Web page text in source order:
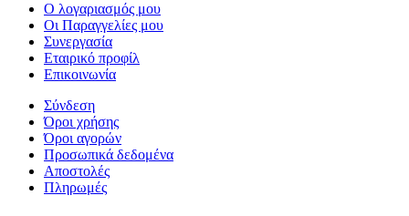
Ο λογαριασμός μου
Οι Παραγγελίες μου
Συνεργασία
Εταιρικό προφίλ
Επικοινωνία
Σύνδεση
Όροι χρήσης
Όροι αγορών
Προσωπικά δεδομένα
Αποστολές
Πληρωμές